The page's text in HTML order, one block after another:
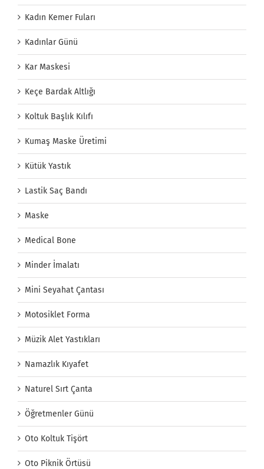
Kadın Kemer Fuları
Kadınlar Günü
Kar Maskesi
Keçe Bardak Altlığı
Koltuk Başlık Kılıfı
Kumaş Maske Üretimi
Kütük Yastık
Lastik Saç Bandı
Maske
Medical Bone
Minder İmalatı
Mini Seyahat Çantası
Motosiklet Forma
Müzik Alet Yastıkları
Namazlık Kıyafet
Naturel Sırt Çanta
Öğretmenler Günü
Oto Koltuk Tişört
Oto Piknik Örtüsü